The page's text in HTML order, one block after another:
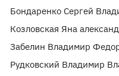
Бондаренко Сергей
Козловская Яна
Забелин Владимир
Рудковский Владимир